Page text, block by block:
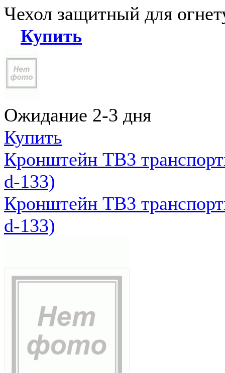
Чехол защитный для
Купить
Ожидание 2-3 дня
Купить
Кронштейн ТВ3
d-133)
Кронштейн ТВ3
d-133)